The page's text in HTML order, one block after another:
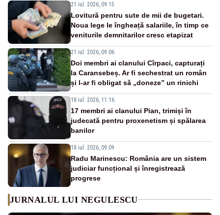
21 iul. 2026, 09:15
Lovitură pentru sute de mii de bugetari.
Noua lege le îngheață salariile, în timp ce
veniturile demnitarilor cresc etapizat
21 iul. 2026, 09:06
Doi membri ai clanului Cîrpaci, capturați
la Caransebeș. Ar fi sechestrat un român
și l-ar fi obligat să „doneze” un rinichi
18 iul. 2026, 11:16
17 membri ai clanului Pian, trimiși în
judecată pentru proxenetism și spălarea
banilor
18 iul. 2026, 09:09
Radu Marinescu: România are un sistem
judiciar funcțional și înregistrează
progrese
JURNALUL LUI NEGULESCU